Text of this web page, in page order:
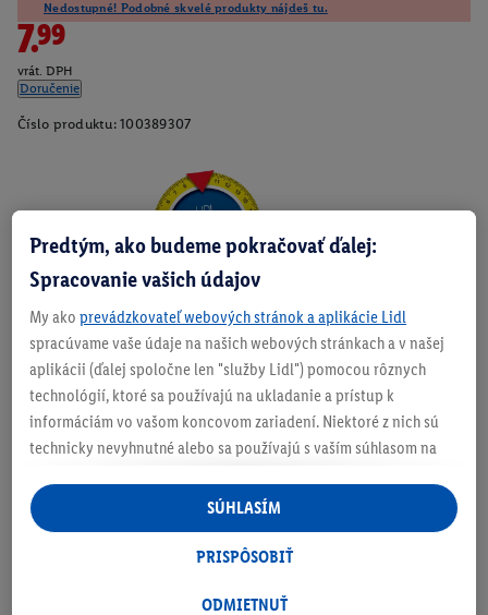
Nedostupné! Podobné skvelé produkty nájdeš tu.
7.99
vrát. DPH
Doručenie
Číslo produktu: 100389307
O produkte
Podrobnosti o bezpečnosti produktu
Predtým, ako budeme pokračovať ďalej:
Spracovanie vašich údajov
My ako prevádzkovateľ webových stránok a aplikácie Lidl
spracúvame vaše údaje na našich webových stránkach a v našej
aplikácii (ďalej spoločne len "služby Lidl") pomocou rôznych
technológií, ktoré sa používajú na ukladanie a prístup k
informáciám vo vašom koncovom zariadení. Niektoré z nich sú
technicky nevyhnutné alebo sa používajú s vaším súhlasom na
personalizovanú reklamu v rámci služieb Lidl aj mimo nich. Ak
ste účastníkom programu Lidl Plus, na tieto účely sa spracúvajú
aj údaje z vášho nákupného správania v obchode.
následne si vytvoríte účet Lidl Plus alebo sa prihlásite do svojho
ODMIETNUŤ
PRISPÔSOBIŤ
SÚHLASÍM